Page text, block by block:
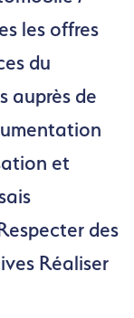
les offres
du
auprès de
et
des
Réaliser